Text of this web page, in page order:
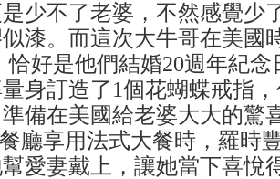
少不了老婆，不然感覺少
漆。而這次大牛哥在美國
恰好是他們結婚20週年紀
身訂造了1個花蝴蝶戒指
備在美國給老婆大大的驚
廳享用法式大餐時，羅時
愛妻戴上，讓她當下喜悅